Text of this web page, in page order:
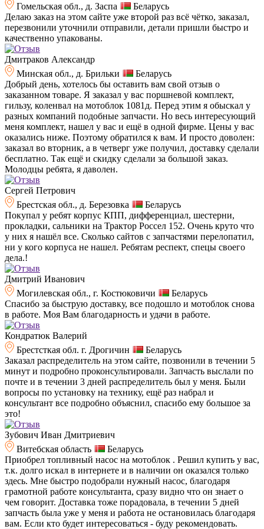
Гомельская обл., д. Заспа
Беларусь
Делаю заказ на этом сайте уже второй раз всё чётко, заказал,
перезвонили уточнили отправили, детали пришли быстро и
качественно упакованы.
Дмитраков Александр
Минская обл., д. Брильки
Беларусь
Добрый день, хотелось бы оставить вам свой отзыв о
заказанном товаре. Я заказал у вас поршневой комплект,
гильзу, коленвал на мотоблок 1081д. Перед этим я обыскал у
разных компаний подобные запчасти. Но весь интересующий
меня комплект, нашел у вас и ещё в одной фирме. Цены у вас
оказались ниже. Поэтому обратился к вам. И просто доволен:
заказал во вторник, а в четверг уже получил, доставку сделали
бесплатно. Так ещё и скидку сделали за большой заказ.
Молодцы ребята, я даволен.
Сергей Петрович
Брестская обл., д. Березовка
Беларусь
Покупал у ребят корпус КПП, дифференциал, шестерни,
прокладки, сальники на Трактор Россел 152. Очень круто что
у них я нашёл все. Сколько сайтов с запчастями перелопатил,
ни у кого корпуса не нашел. Ребятам респект, спецы своего
дела.!
Дмитрий Иванович
Могилевская обл., г. Костюковичи
Беларусь
Спасибо за быструю доставку, все подошло и мотоблок снова
в работе. Моя Вам благодарность и удачи в работе.
Кондратюк Валерий
Брестсткая обл. г. Дрогичин
Беларусь
Заказал распределитель на этом сайте, позвонили в течении 5
минут и подробно проконсультировали. Запчасть выслали по
почте и в течении 3 дней распределитель был у меня. Были
вопросы по установку на технику, ещё раз набрал и
консультант все подробно объяснил, спасибо ему большое за
это!
Зубович Иван Дмитриевич
Витебская область
Беларусь
Приобрел топливный насос на мотоблок . Решил купить у вас,
т.к. долго искал в интернете и в наличии он оказался только
здесь. Мне быстро подобрали нужный насос, благодаря
грамотной работе консультанта, сразу видно что он знает о
чем говорит. Доставка тоже порадовала, в течении 5 дней
запчасть была уже у меня и работа не остановилась благодаря
вам. Если кто будет интересоваться - буду рекомендовать.